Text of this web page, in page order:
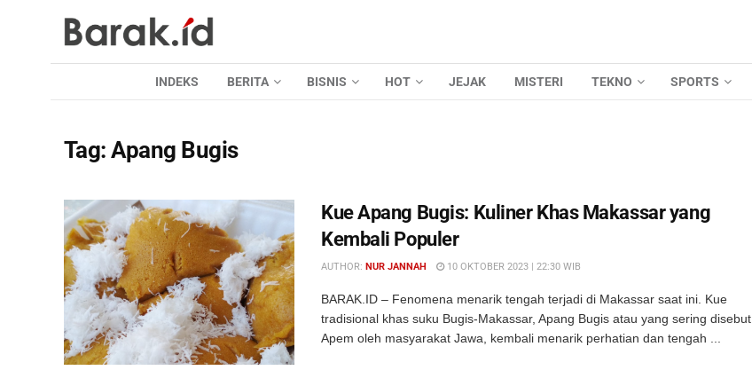
INDEKS BERITA BISNIS HOT JEJAK MISTERI TEKNO SPORTS
Tag:Apang Bugis
Kue Apang Bugis: Kuliner Khas Makassar yang
Kembali Populer
AUTHOR: NUR JANNAH 10 OKTOBER 2023 | 22:30 WIB
BARAK.ID – Fenomena menarik tengah terjadi di Makassar saat ini. Kue
tradisional khas suku Bugis-Makassar, Apang Bugis atau yang sering disebut
Apem oleh masyarakat Jawa, kembali menarik perhatian dan tengah ...